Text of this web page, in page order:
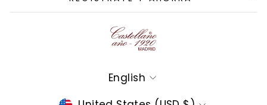
Language
English